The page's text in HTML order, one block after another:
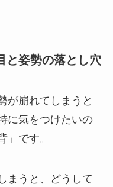
と姿勢の落とし穴
が崩れてしまうと
に気をつけたいの
」です。
まうと、どうして